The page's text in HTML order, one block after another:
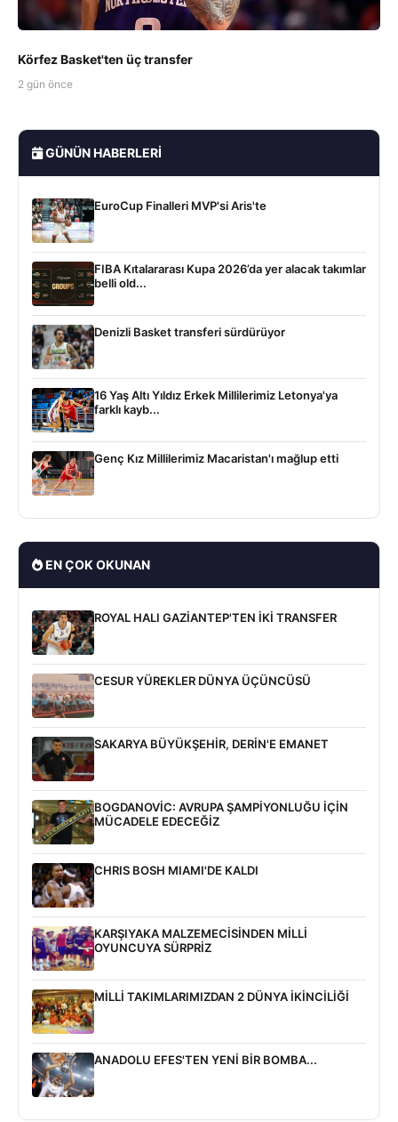
Körfez Basket'ten üç transfer
2 gün önce
GÜNÜN HABERLERI
EuroCup Finalleri MVP'si Aris'te
FIBA Kıtalararası Kupa 2026’da yer alacak takımlar
belli old...
Denizli Basket transferi sürdürüyor
16 Yaş Altı Yıldız Erkek Millilerimiz Letonya'ya
farklı kayb...
Genç Kız Millilerimiz Macaristan'ı mağlup etti
EN ÇOK OKUNAN
ROYAL HALI GAZİANTEP'TEN İKİ TRANSFER
CESUR YÜREKLER DÜNYA ÜÇÜNCÜSÜ
SAKARYA BÜYÜKŞEHİR, DERİN'E EMANET
BOGDANOVİC: AVRUPA ŞAMPİYONLUĞU İÇİN
MÜCADELE EDECEĞİZ
CHRIS BOSH MIAMI'DE KALDI
KARŞIYAKA MALZEMECİSİNDEN MİLLİ
OYUNCUYA SÜRPRİZ
MİLLİ TAKIMLARIMIZDAN 2 DÜNYA İKİNCİLİĞİ
ANADOLU EFES'TEN YENİ BİR BOMBA...